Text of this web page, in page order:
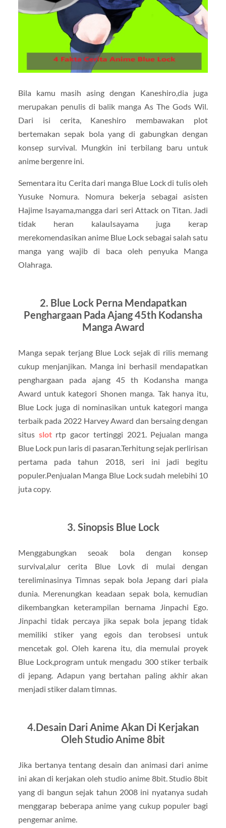
Bila kamu masih asing dengan Kaneshiro,dia juga
merupakan penulis di balik manga As The Gods Wil.
Dari isi cerita, Kaneshiro membawakan plot
bertemakan sepak bola yang di gabungkan dengan
konsep survival. Mungkin ini terbilang baru untuk
anime bergenre ini.
Sementara itu Cerita dari manga Blue Lock di tulis oleh
Yusuke Nomura. Nomura bekerja sebagai asisten
Hajime Isayama,mangga dari seri Attack on Titan. Jadi
tidak heran kalauIsayama juga kerap
merekomendasikan anime Blue Lock sebagai salah satu
manga yang wajib di baca oleh penyuka Manga
Olahraga.
2. Blue Lock Perna Mendapatkan
Penghargaan Pada Ajang 45th Kodansha
Manga Award
Manga sepak terjang Blue Lock sejak di rilis memang
cukup menjanjikan. Manga ini berhasil mendapatkan
penghargaan pada ajang 45 th Kodansha manga
Award untuk kategori Shonen manga. Tak hanya itu,
Blue Lock juga di nominasikan untuk kategori manga
terbaik pada 2022 Harvey Award dan bersaing dengan
situs slotrtp gacor tertinggi 2021. Pejualan manga
Blue Lock pun laris di pasaran.Terhitung sejak perlirisan
pertama pada tahun 2018, seri ini jadi begitu
populer.Penjualan Manga Blue Lock sudah melebihi 10
juta copy.
3. Sinopsis Blue Lock
Menggabungkan seoak bola dengan konsep
survival,alur cerita Blue Lovk di mulai dengan
tereliminasinya Timnas sepak bola Jepang dari piala
dunia. Merenungkan keadaan sepak bola, kemudian
dikembangkan keterampilan bernama Jinpachi Ego.
Jinpachi tidak percaya jika sepak bola jepang tidak
memiliki stiker yang egois dan terobsesi untuk
mencetak gol. Oleh karena itu, dia memulai proyek
Blue Lock,program untuk mengadu 300 stiker terbaik
di jepang. Adapun yang bertahan paling akhir akan
menjadi stiker dalam timnas.
4.Desain Dari Anime Akan Di Kerjakan
Oleh Studio Anime 8bit
Jika bertanya tentang desain dan animasi dari anime
ini akan di kerjakan oleh studio anime 8bit. Studio 8bit
yang di bangun sejak tahun 2008 ini nyatanya sudah
menggarap beberapa anime yang cukup populer bagi
pengemar anime.